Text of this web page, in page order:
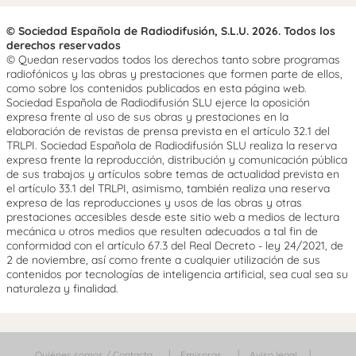
© Sociedad Española de Radiodifusión, S.L.U. 2026. Todos los
derechos reservados
© Quedan reservados todos los derechos tanto sobre programas
radiofónicos y las obras y prestaciones que formen parte de ellos,
como sobre los contenidos publicados en esta página web.
Sociedad Española de Radiodifusión SLU ejerce la oposición
expresa frente al uso de sus obras y prestaciones en la
elaboración de revistas de prensa prevista en el artículo 32.1 del
TRLPI. Sociedad Española de Radiodifusión SLU realiza la reserva
expresa frente la reproducción, distribución y comunicación pública
de sus trabajos y artículos sobre temas de actualidad prevista en
el artículo 33.1 del TRLPI, asimismo, también realiza una reserva
expresa de las reproducciones y usos de las obras y otras
prestaciones accesibles desde este sitio web a medios de lectura
mecánica u otros medios que resulten adecuados a tal fin de
conformidad con el artículo 67.3 del Real Decreto - ley 24/2021, de
2 de noviembre, así como frente a cualquier utilización de sus
contenidos por tecnologías de inteligencia artificial, sea cual sea su
naturaleza y finalidad.